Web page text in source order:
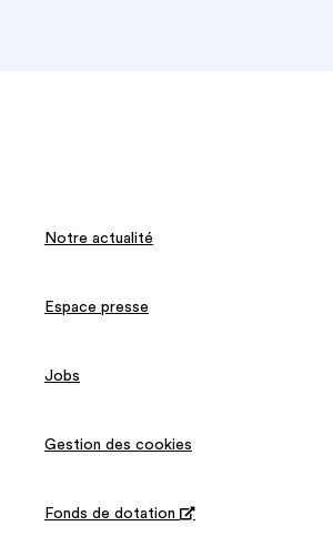
Notre actualité
Espace presse
Jobs
Gestion des cookies
Fonds de dotation 